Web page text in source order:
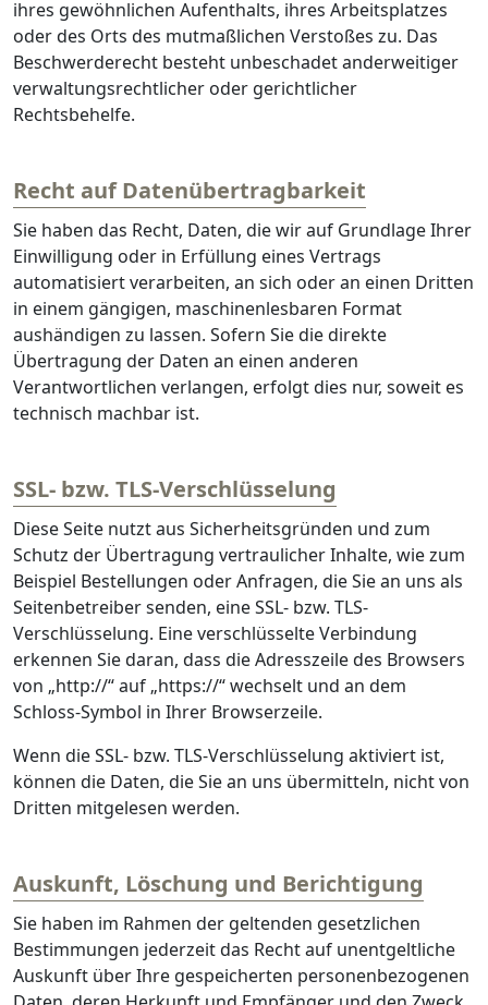
ihres gewöhnlichen Aufenthalts, ihres Arbeitsplatzes
oder des Orts des mutmaßlichen Verstoßes zu. Das
Beschwerderecht besteht unbeschadet anderweitiger
verwaltungsrechtlicher oder gerichtlicher
Rechtsbehelfe.
Recht auf Daten­übertrag­barkeit
Sie haben das Recht, Daten, die wir auf Grundlage Ihrer
Einwilligung oder in Erfüllung eines Vertrags
automatisiert verarbeiten, an sich oder an einen Dritten
in einem gängigen, maschinenlesbaren Format
aushändigen zu lassen. Sofern Sie die direkte
Übertragung der Daten an einen anderen
Verantwortlichen verlangen, erfolgt dies nur, soweit es
technisch machbar ist.
SSL- bzw. TLS-Verschlüsselung
Diese Seite nutzt aus Sicherheitsgründen und zum
Schutz der Übertragung vertraulicher Inhalte, wie zum
Beispiel Bestellungen oder Anfragen, die Sie an uns als
Seitenbetreiber senden, eine SSL- bzw. TLS-
Verschlüsselung. Eine verschlüsselte Verbindung
erkennen Sie daran, dass die Adresszeile des Browsers
von „http://“ auf „https://“ wechselt und an dem
Schloss-Symbol in Ihrer Browserzeile.
Wenn die SSL- bzw. TLS-Verschlüsselung aktiviert ist,
können die Daten, die Sie an uns übermitteln, nicht von
Dritten mitgelesen werden.
Auskunft, Löschung und Berichtigung
Sie haben im Rahmen der geltenden gesetzlichen
Bestimmungen jederzeit das Recht auf unentgeltliche
Auskunft über Ihre gespeicherten personenbezogenen